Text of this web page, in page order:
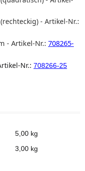
- Artikel-Nr.:
- Artikel-Nr.: 708265-
Nr.: 708266-25
5,00 kg
3,00 kg